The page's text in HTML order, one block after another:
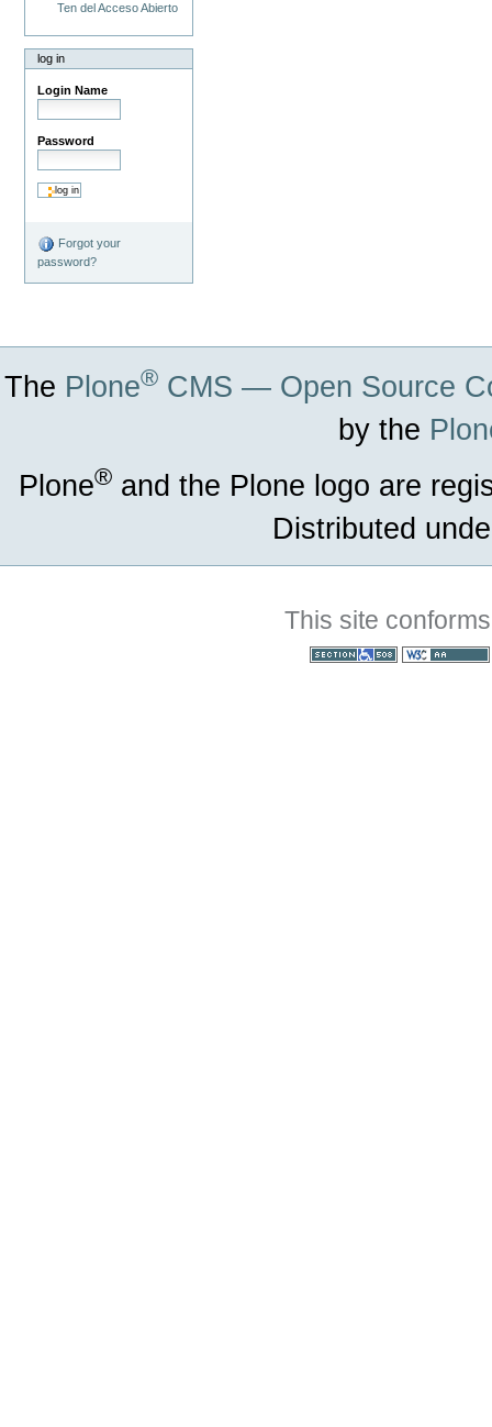
Ten del Acceso Abierto
log in
Login Name
Password
Forgot your
password?
The Plone® CMS — Open Source
by the
Plone® and the Plone logo are
Distributed
This site